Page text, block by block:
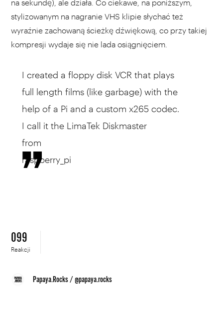
na sekundę), ale działa. Co ciekawe, na poniższym,
stylizowanym na nagranie VHS klipie słychać też
wyraźnie zachowaną ścieżkę dźwiękową, co przy takiej
kompresji wydaje się nie lada osiągnięciem.
I created a floppy disk VCR that plays
full length films (like garbage) with the
help of a Pi and a custom x265 codec.
I call it the LimaTek Diskmaster
from
raspberry_pi
099
Reakcji
Papaya.Rocks/@papaya.rocks